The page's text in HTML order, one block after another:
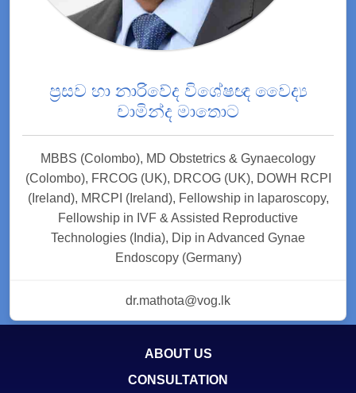
ප්‍රසව හා නාරිවේද විශේෂඥ වෛද්‍ය
චාමින්ද මාතොට
MBBS (Colombo), MD Obstetrics & Gynaecology
(Colombo), FRCOG (UK), DRCOG (UK), DOWH RCPI
(Ireland), MRCPI (Ireland), Fellowship in laparoscopy,
Fellowship in IVF & Assisted Reproductive
Technologies (India), Dip in Advanced Gynae
Endoscopy (Germany)
dr.mathota@vog.lk
ABOUT US
CONSULTATION